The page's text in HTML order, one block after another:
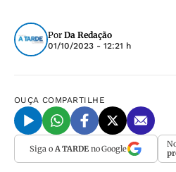
Por Da Redação
01/10/2023 - 12:21 h
OUÇA COMPARTILHE
Siga o A TARDEno Google